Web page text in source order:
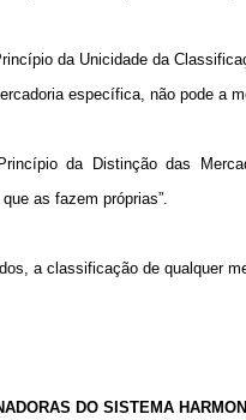
da Unicidade da
específica, não pode a
da Distinção das
as fazem próprias”.
a classificação de qualquer
DO SISTEMA